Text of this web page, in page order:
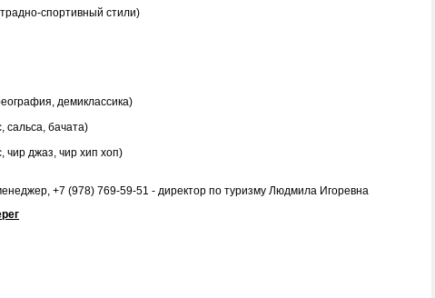
спортивный стили)
демиклассика)
бачата)
чир джаз, чир хип хоп)
+7 (978) 769-59-51 - директор по туризму Людмила Игоревна